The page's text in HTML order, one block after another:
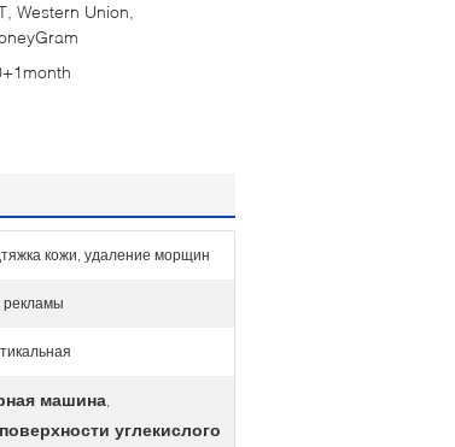
Western Union,
кожи, удаление морщин
рекламы
машина,
углекислого